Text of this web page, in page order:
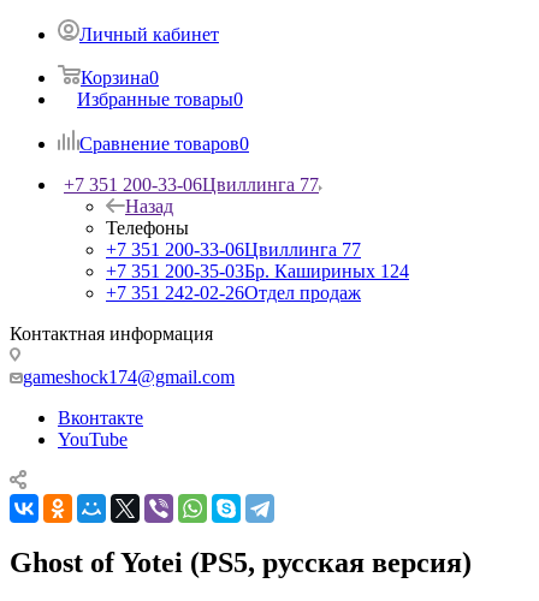
Личный кабинет
Корзина0
Избранные товары0
Сравнение товаров0
+7 351 200-33-06Цвиллинга 77
Назад
Телефоны
+7 351 200-33-06Цвиллинга 77
+7 351 200-35-03Бр. Кашириных 124
+7 351 242-02-26Отдел продаж
Контактная информация
gameshock174@gmail.com
Вконтакте
YouTube
Ghost of Yotei (PS5, русская версия)